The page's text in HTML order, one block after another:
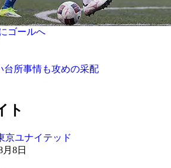
ゴールへ
台所事情も攻めの采配
ト
京ユナイテッド
8日